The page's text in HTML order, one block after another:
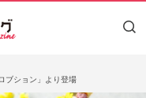
ブション」より登場